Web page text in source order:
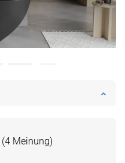
(4 Meinung)